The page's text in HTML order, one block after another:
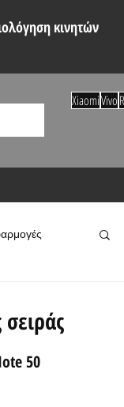
κινητών
50
XiaomiVivo